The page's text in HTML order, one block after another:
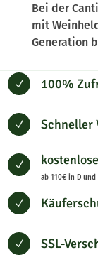
Bei der
mit
Generation
N 100%
N Schneller
N
ab 110€ in D und
N
N SSL-